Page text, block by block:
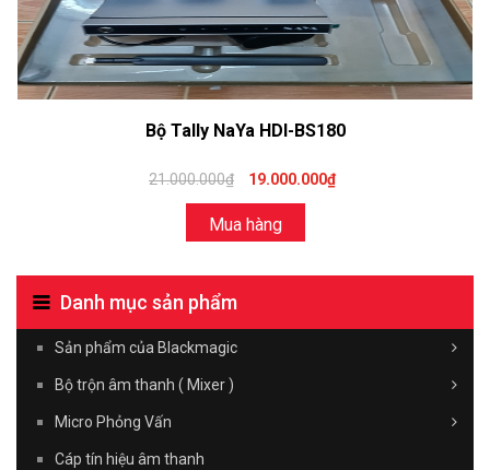
Bộ Tally NaYa HDI-BS180
21.000.000₫ 19.000.000₫
Mua hàng
Danh mục sản phẩm
Sản phẩm của Blackmagic
Bộ trộn âm thanh ( Mixer )
Micro Phỏng Vấn
Cáp tín hiệu âm thanh